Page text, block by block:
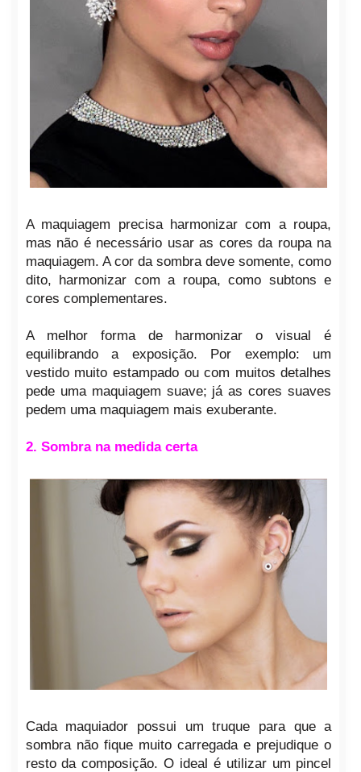
A maquiagem precisa harmonizar com a roupa,
mas não é necessário usar as cores da roupa na
maquiagem. A cor da sombra deve somente, como
dito, harmonizar com a roupa, como subtons e
cores complementares.
A melhor forma de harmonizar o visual é
equilibrando a exposição. Por exemplo: um
vestido muito estampado ou com muitos detalhes
pede uma maquiagem suave; já as cores suaves
pedem uma maquiagem mais exuberante.
2. Sombra na medida certa
Cada maquiador possui um truque para que a
sombra não fique muito carregada e prejudique o
resto da composição. O ideal é utilizar um pincel